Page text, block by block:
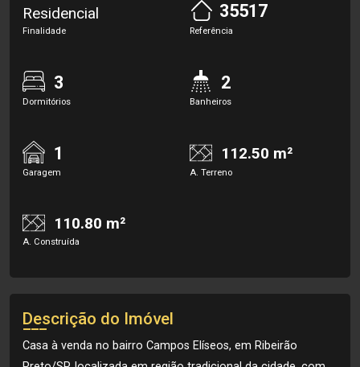
Residencial
Finalidade
35517
Referência
3
Dormitórios
2
Banheiros
1
Garagem
112.50 m²
A. Terreno
110.80 m²
A. Construída
Descrição do Imóvel
Casa à venda no bairro Campos Elíseos, em Ribeirão